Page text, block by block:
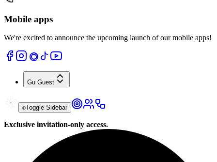
Mobile apps
We're excited to announce the upcoming launch of our mobile apps!
Gu Guest
Toggle Sidebar
Exclusive invitation-only access.